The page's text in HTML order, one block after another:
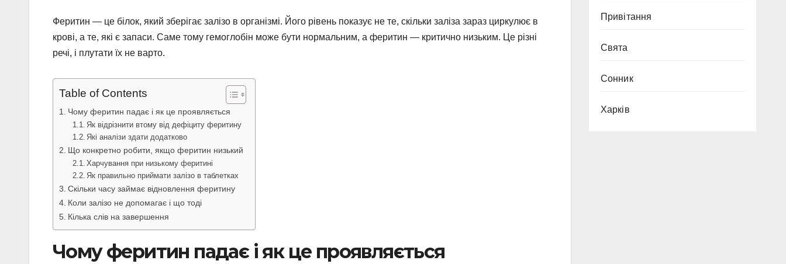
Феритин — це білок, який зберігає залізо в організмі. Його рівень показує не те, скільки заліза зараз циркулює в
крові, а те, які є запаси. Саме тому гемоглобін може бути нормальним, а феритин — критично низьким. Це різні
речі, і плутати їх не варто.
Table of Contents
Чому феритин падає і як це проявляється
Як відрізнити втому від дефіциту феритину
Які аналізи здати додатково
Що конкретно робити, якщо феритин низький
Харчування при низькому феритині
Як правильно приймати залізо в таблетках
Скільки часу займає відновлення феритину
Коли залізо не допомагає і що тоді
Кілька слів на завершення
Чому феритин падає і як це проявляється
Привітання
Свята
Сонник
Харків